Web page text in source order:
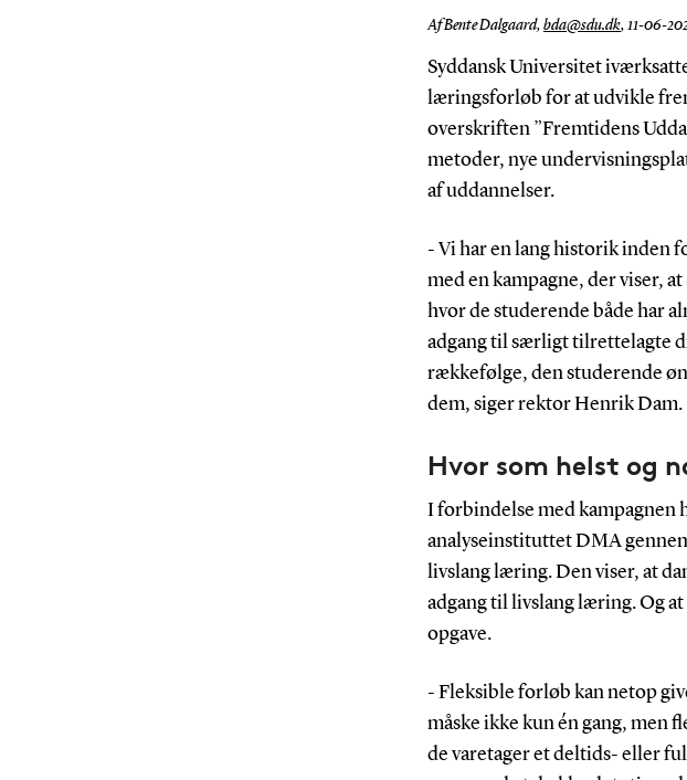
Af Bente Dalgaard, bda@sdu.dk, 11-06-
Syddansk Universitet
læringsforløb for at udvikle
overskriften ”Fremtidens
metoder, nye
af uddannelser.
- Vi har en lang historik inden
med en kampagne, der viser,
hvor de studerende både har
adgang til særligt tilrettelagte
rækkefølge, den studerende
dem, siger rektor Henrik Dam.
Hvor som helst og
I forbindelse med kampagnen
analyseinstituttet DMA
livslang læring. Den viser, at
adgang til livslang læring. Og
opgave.
- Fleksible forløb kan netop
måske ikke kun én gang, men
de varetager et deltids- eller